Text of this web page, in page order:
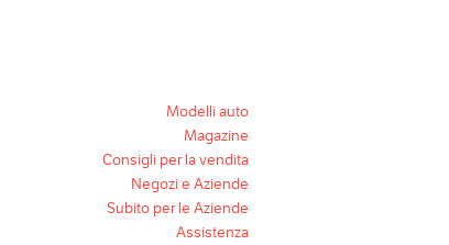
Modelli auto
Magazine
Consigli per la vendita
Negozi e Aziende
Subito per le Aziende
Assistenza